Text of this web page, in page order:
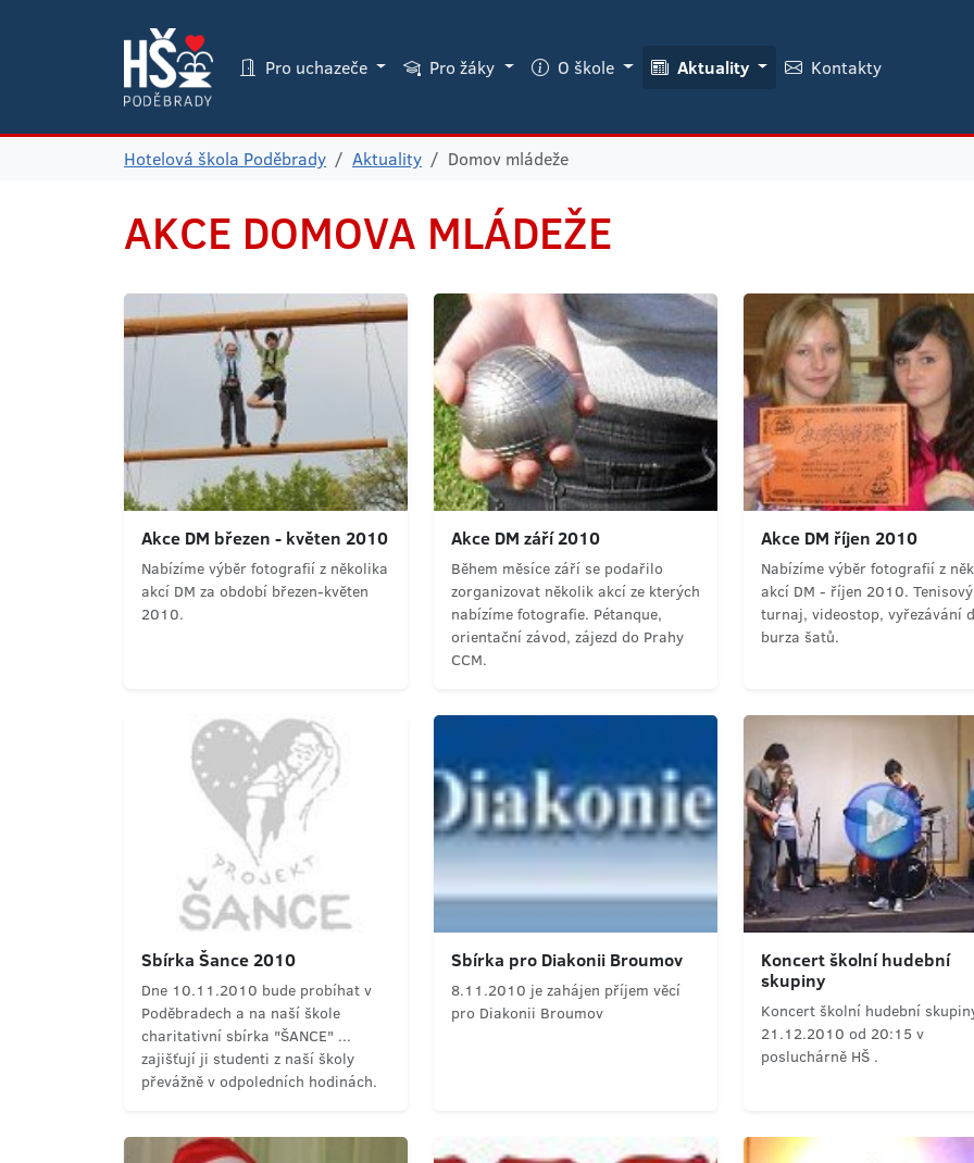
Pro uchazeče Pro žáky O škole Aktuality Kontakty
Hotelová škola Poděbrady Aktuality Domov mládeže
AKCE DOMOVA MLÁDEŽE
Akce DM březen - květen 2010
Nabízíme výběr fotografií z několika
akcí DM za období březen-květen
2010.
Akce DM září 2010
Během měsíce září se podařilo
zorganizovat několik akcí ze kterých
nabízíme fotografie. Pétanque,
orientační závod, zájezd do Prahy
CCM.
Akce DM říjen 2010
Nabízíme výběr fotografií z
akcí DM - říjen 2010. Tenisový
turnaj, videostop, vyřezávání
burza šatů.
Sbírka Šance 2010
Dne 10.11.2010 bude probíhat v
Poděbradech a na naší škole
charitativní sbírka "ŠANCE" ...
zajišťují ji studenti z naší školy
převážně v odpoledních hodinách.
Sbírka pro Diakonii Broumov
8.11.2010 je zahájen příjem věcí
pro Diakonii Broumov
Koncert školní hudební
skupiny
Koncert školní hudební
21.12.2010 od 20:15 v
posluchárně HŠ .